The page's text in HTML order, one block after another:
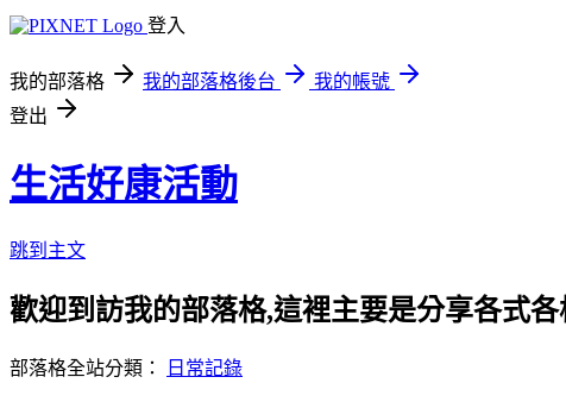
登入
我的部落格 我的部落格後台
我的帳號
登出
生活好康活動
跳到主文
歡迎到訪我的部落格,這裡主要是分享各式
部落格全站分類： 日常記錄